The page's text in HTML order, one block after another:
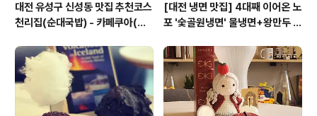
대전 유성구 신성동 맛집 추천코스
천리집(순대국밥) - 카페쿠아(커
[대전 냉면 맛집] 4대째 이어온 노
포 '숯골원냉면' 물냉면+왕만두 조